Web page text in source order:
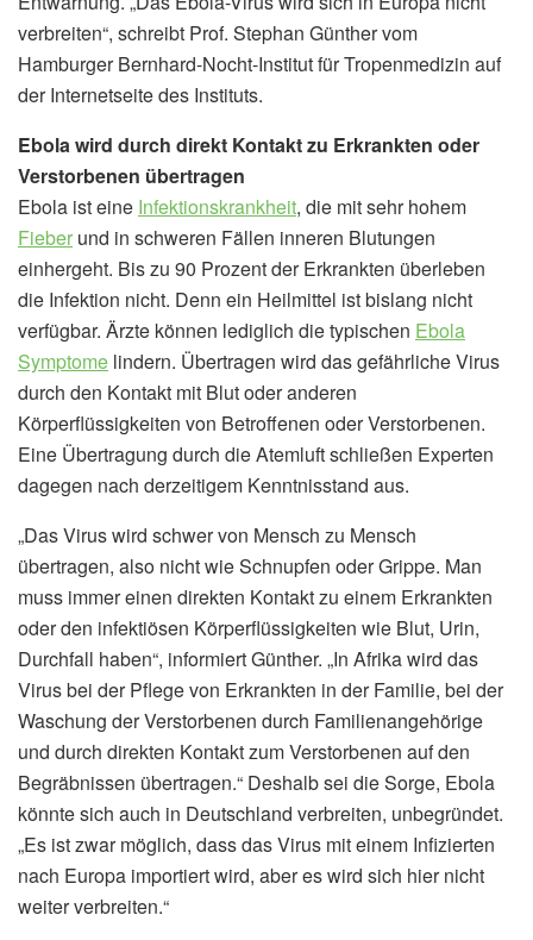
verbreiten“, schreibt Prof. Stephan Günther vom
Hamburger Bernhard-Nocht-Institut für Tropenmedizin auf
der Internetseite des Instituts.
Ebola wird durch direkt Kontakt zu Erkrankten oder
Verstorbenen übertragen
Ebola ist eine Infektionskrankheit, die mit sehr hohem
Fieber und in schweren Fällen inneren Blutungen
einhergeht. Bis zu 90 Prozent der Erkrankten überleben
die Infektion nicht. Denn ein Heilmittel ist bislang nicht
verfügbar. Ärzte können lediglich die typischen Ebola
Symptome lindern. Übertragen wird das gefährliche Virus
durch den Kontakt mit Blut oder anderen
Körperflüssigkeiten von Betroffenen oder Verstorbenen.
Eine Übertragung durch die Atemluft schließen Experten
dagegen nach derzeitigem Kenntnisstand aus.
„Das Virus wird schwer von Mensch zu Mensch
übertragen, also nicht wie Schnupfen oder Grippe. Man
muss immer einen direkten Kontakt zu einem Erkrankten
oder den infektiösen Körperflüssigkeiten wie Blut, Urin,
Durchfall haben“, informiert Günther. „In Afrika wird das
Virus bei der Pflege von Erkrankten in der Familie, bei der
Waschung der Verstorbenen durch Familienangehörige
und durch direkten Kontakt zum Verstorbenen auf den
Begräbnissen übertragen.“ Deshalb sei die Sorge, Ebola
könnte sich auch in Deutschland verbreiten, unbegründet.
„Es ist zwar möglich, dass das Virus mit einem Infizierten
nach Europa importiert wird, aber es wird sich hier nicht
weiter verbreiten.“